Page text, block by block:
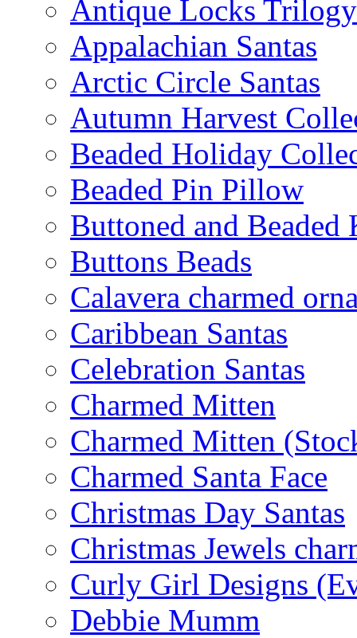
Antique Locks Trilogy
Appalachian Santas
Arctic Circle Santas
Autumn Harvest
Beaded Holiday
Beaded Pin Pillow
Buttoned and Beaded
Buttons Beads
Calavera charmed
Caribbean Santas
Celebration Santas
Charmed Mitten
Charmed Mitten
Charmed Santa Face
Christmas Day Santas
Christmas Jewels
Curly Girl Designs
Debbie Mumm